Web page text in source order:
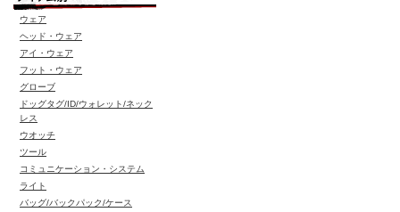
ウェア
ヘッド・ウェア
アイ・ウェア
フット・ウェア
グローブ
ドッグタグ/ID/ウォレット/ネック
レス
ウオッチ
ツール
コミュニケーション・システム
ライト
バッグ/バックパック/ケース